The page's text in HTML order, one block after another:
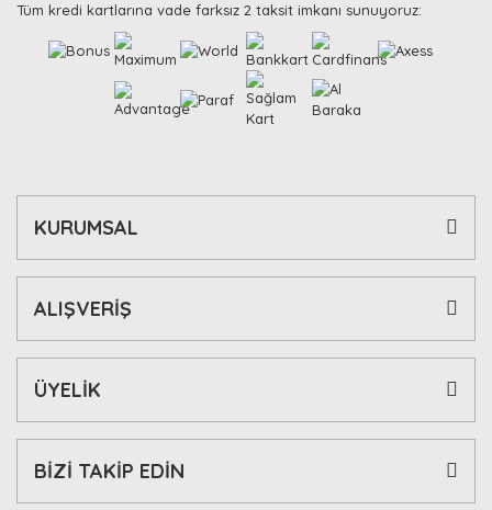
Tüm kredi kartlarına vade farksız 2 taksit imkanı sunuyoruz:
KURUMSAL
ALIŞVERİŞ
ÜYELİK
BİZİ TAKİP EDİN